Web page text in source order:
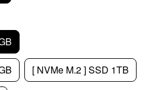
[ NVMe M.2 ] SSD 1TB